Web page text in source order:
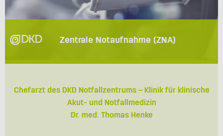
Zentrale Notaufnahme (ZNA)
Chefarzt des DKD Notfallzentrums – Klinik für klinische
Akut- und Notfallmedizin
Dr. med. Thomas Henke